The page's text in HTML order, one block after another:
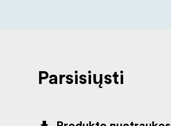
Parsisiųsti